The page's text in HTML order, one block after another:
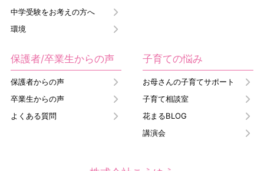
中学受験をお考えの方へ
環境
保護者/卒業生からの声
保護者からの声
卒業生からの声
よくある質問
子育ての悩み
お母さんの子育てサポート
子育て相談室
花まるBLOG
講演会